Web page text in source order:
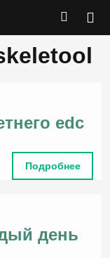
edc
Подробнее
день